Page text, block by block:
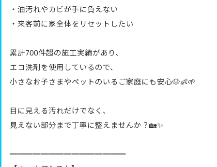
・油汚れやカビが手に負えない
・来客前に家全体をリセットしたい
累計700件超の施工実績があり、
エコ洗剤を使用しているので、
小さなお子さまやペットのいるご家庭にも安心🐶👶🌱
目に見える汚れだけでなく、
見えない部分まで丁寧に整えませんか？🏡✨
━━━━━━━━━━━━━━━